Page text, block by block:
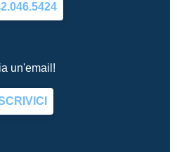
un'email!